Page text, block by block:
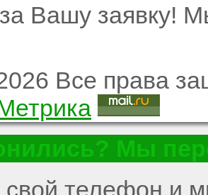
Вашу заявку!
Все права
Мы
свой телефон и